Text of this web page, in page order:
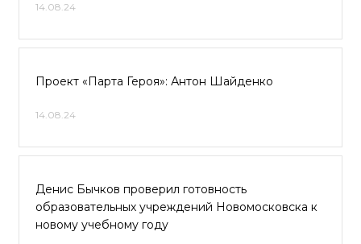
14.08.24
Проект «Парта Героя»: Антон Шайденко
14.08.24
Денис Бычков проверил готовность
образовательных учреждений Новомосковска к
новому учебному году